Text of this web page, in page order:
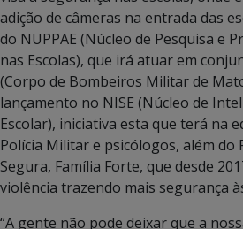
adição de câmeras na entrada das
do NUPPAE (Núcleo de Pesquisa e
nas Escolas), que irá atuar em
(Corpo de Bombeiros Militar de
lançamento no NISE (Núcleo de
Escolar), iniciativa esta que terá na
Polícia Militar e psicólogos, além do
Segura, Família Forte, que desde
violência trazendo mais segurança
“A gente não pode deixar que a